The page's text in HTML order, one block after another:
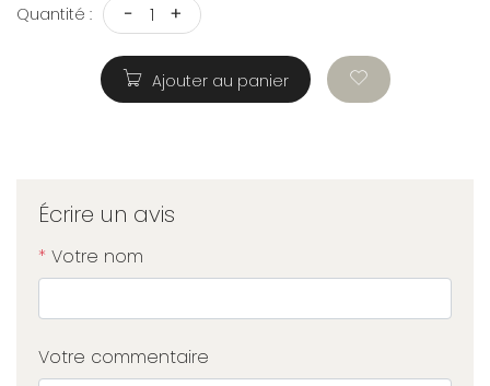
Quantité : - +
Ajouter au panier
Écrire un avis
* Votre nom
Votre commentaire